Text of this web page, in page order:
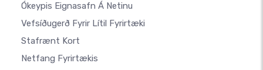
Ókeypis Eignasafn Á Netinu
Vefsíðugerð Fyrir Lítil Fyrirtæki
Stafrænt Kort
Netfang Fyrirtækis